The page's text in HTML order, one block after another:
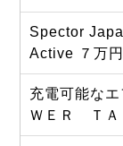
Spector
Active ７万円
充電可能な
ＷＥＲ ＴＡ